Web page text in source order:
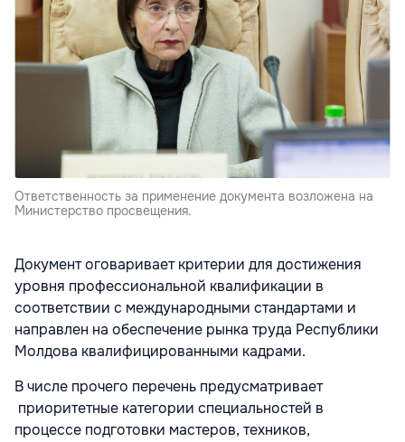
Ответственность за применение документа возложена на
Министерство просвещения.
Документ оговаривает критерии для достижения
уровня профессиональной квалификации в
соответствии с международными стандартами и
направлен на обеспечение рынка труда Республики
Молдова квалифицированными кадрами.
В числе прочего перечень предусматривает
приоритетные категории специальностей в
процессе подготовки мастеров, техников,